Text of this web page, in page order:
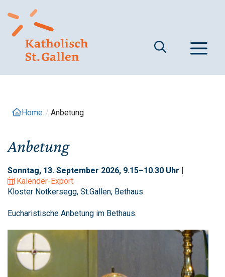
zum
Inhalt
Home / Anbetung
Anbetung
Sonntag, 13. September 2026, 9.15–10.30 Uhr |
Kalender-Export
Kloster Notkersegg, St.Gallen, Bethaus
Eucharistische Anbetung im Bethaus.